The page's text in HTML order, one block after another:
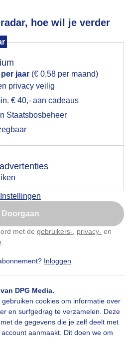
hoe wil je verder
per jaar (€ 0,58 per maand)
privacy veilig
€ 40,- aan cadeaus
Staatsbosbeheer
Instellingen
Doorgaan
met de gebruikers- privacy- en
Inloggen
DPG Media.
cookies om informatie over
en surfgedrag te verzamelen. Deze
de gegevens die je zelf deelt met
aanmaakt. Dit doen we om
15:10
08-02-2026, 72x bekeken
gebruiken voor het
akkoord op hebt gegeven,
pop-up uit je browser waarin
toon de popup
misschien later
dit aan te passen